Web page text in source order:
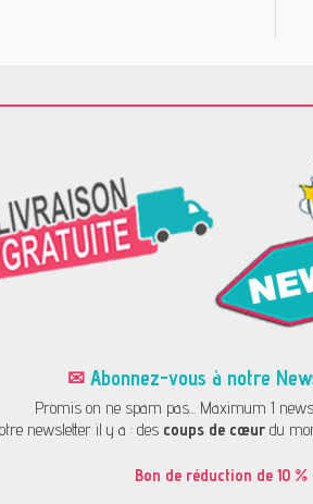
✉ Abonnez-vous à notre
Promis on ne spam pas... Maximum 1
newsletter il y a : des coups de cœur du
Bon de réduction de 10 %